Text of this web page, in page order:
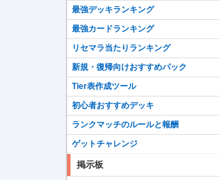
最強デッキランキング
最強カードランキング
リセマラ当たりランキング
新規・復帰向けおすすめパック
Tier表作成ツール
初心者おすすめデッキ
ランクマッチのルールと報酬
ゲットチャレンジ
掲示板